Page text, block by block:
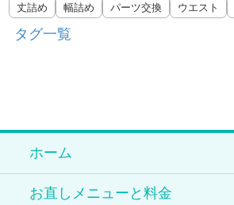
丈詰め
幅詰め パーツ交換 ウエスト
タグ一覧
ホーム
お直しメニューと料金